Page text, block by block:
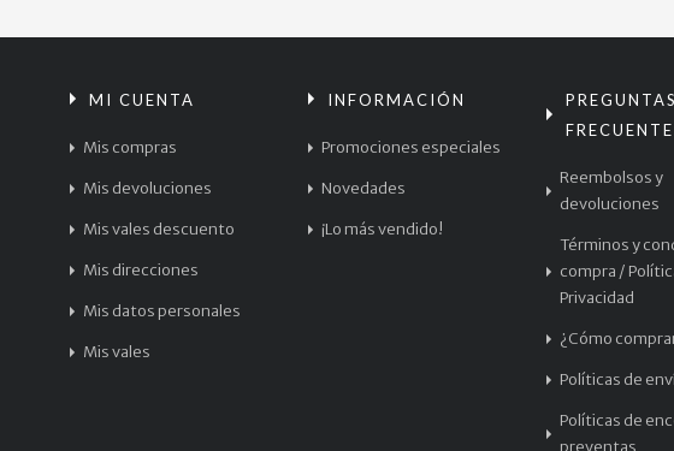
MI CUENTA
Mis compras
Mis devoluciones
Mis vales descuento
Mis direcciones
Mis datos personales
Mis vales
INFORMACIÓN
Promociones especiales
Novedades
¡Lo más vendido!
PREGUNTAS
Reembolsos y
devoluciones
Términos y
compra /
Privacidad
¿Cómo
Políticas de
Políticas de
preventas